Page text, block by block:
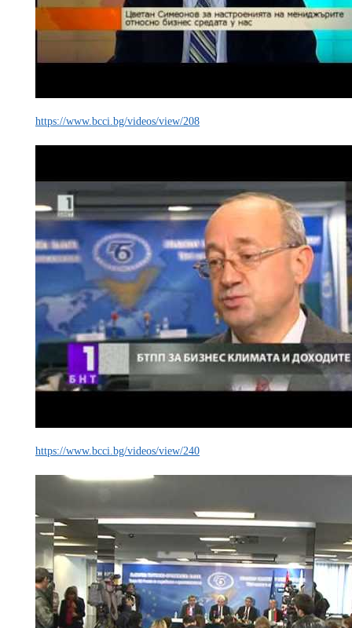
https://www.bcci.bg/videos/view/208
https://www.bcci.bg/videos/view/240